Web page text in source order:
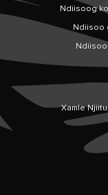
Ndiisoog
Ndiisoo
Ndiisoo
Xamle